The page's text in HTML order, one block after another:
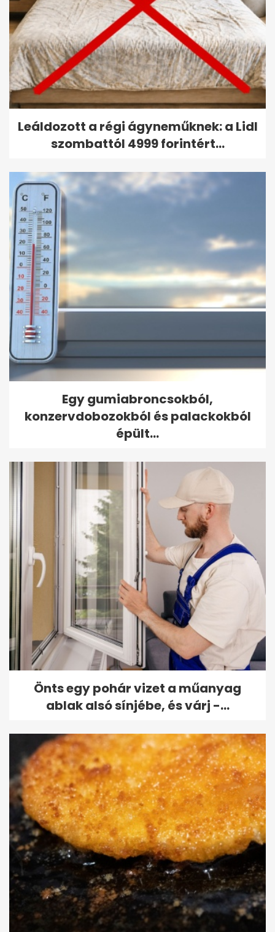
Leáldozott a régi ágyneműknek: a Lidl
szombattól 4999 forintért...
Egy gumiabroncsokból,
konzervdobozokból és palackokból
épült...
Önts egy pohár vizet a műanyag
ablak alsó sínjébe, és várj -...